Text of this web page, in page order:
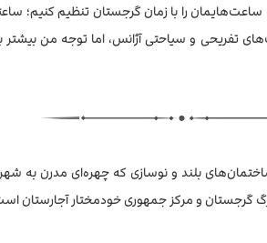
را با زمان گرجستان تنظیم کنیم؛
تفریحی و سیاحتی آژانس، اما توجه من
بلند و نوسازی که چهره‌ای مدرن به
و مرکز جمهوری خودمختار آجارستان